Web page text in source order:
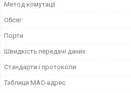
Метод комутації
Обсяг
Порти
Швидкість передачі даних
Стандарти і протоколи
Таблиця MAC-адрес